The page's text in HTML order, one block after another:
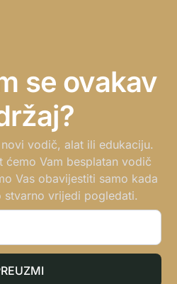
se ovakav
vodič, alat ili edukaciju.
ćemo Vam besplatan vodič
Vas obavijestiti samo kada
stvarno vrijedi pogledati.